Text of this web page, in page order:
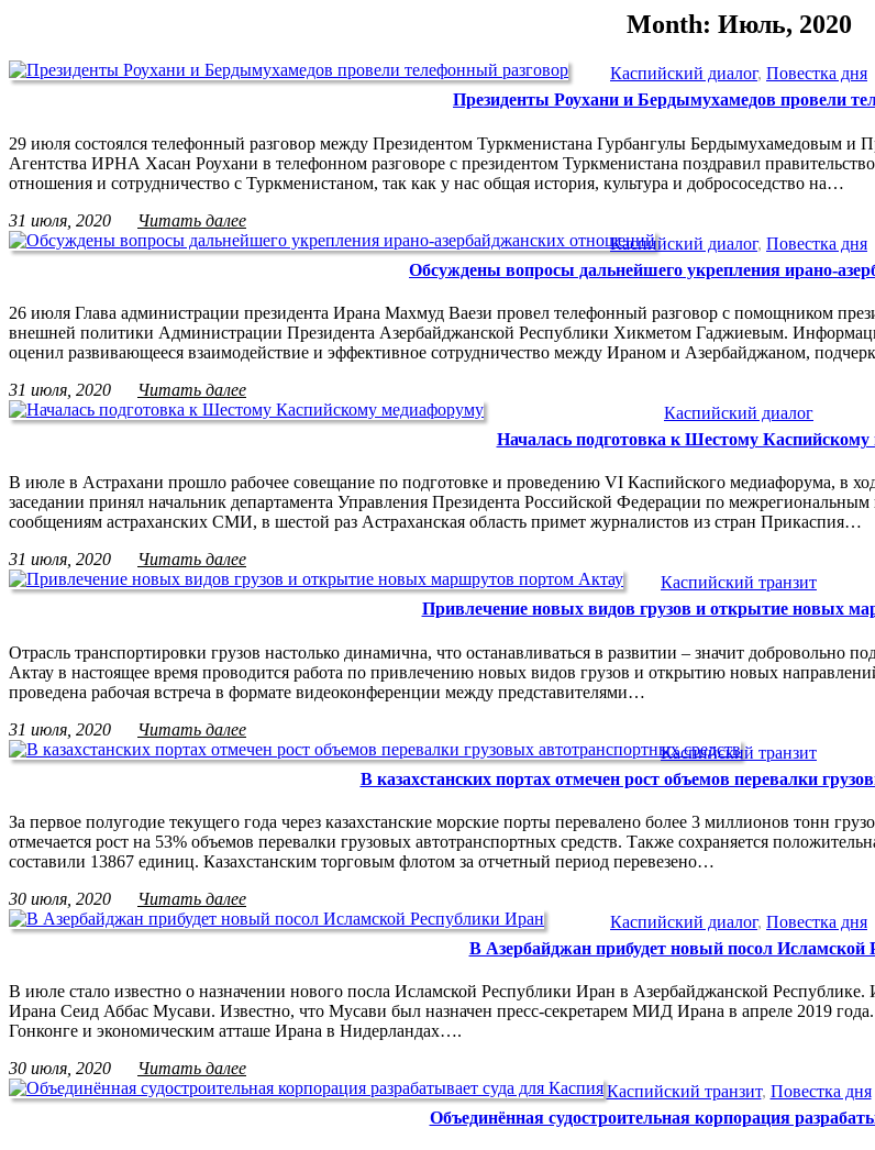
Month: Июль, 2020
Каспийский диалог, Повестка дня
Президенты Роухани и Бердымухамедов провели
29 июля состоялся телефонный разговор между Президентом Туркменистана Гурбангулы Бердымухамедовым
Агентства ИРНА Хасан Роухани в телефонном разговоре с президентом Туркменистана поздравил
отношения и сотрудничество с Туркменистаном, так как у нас общая история, культура и добрососедство на…
31 июля, 2020
Читать далее
Каспийский диалог, Повестка дня
Обсуждены вопросы дальнейшего укрепления ирано-
26 июля Глава администрации президента Ирана Махмуд Ваези провел телефонный разговор с помощником
внешней политики Администрации Президента Азербайджанской Республики Хикметом Гаджиевым.
оценил развивающееся взаимодействие и эффективное сотрудничество между Ираном и Азербайджаном,
31 июля, 2020
Читать далее
Каспийский диалог
Началась подготовка к Шестому
В июле в Астрахани прошло рабочее совещание по подготовке и проведению VI Каспийского медиафорума, в
заседании принял начальник департамента Управления Президента Российской Федерации по
сообщениям астраханских СМИ, в шестой раз Астраханская область примет журналистов из стран Прикаспия…
31 июля, 2020
Читать далее
Каспийский транзит
Привлечение новых видов грузов и открытие новых
Отрасль транспортировки грузов настолько динамична, что останавливаться в развитии – значит добровольно
Актау в настоящее время проводится работа по привлечению новых видов грузов и открытию новых
проведена рабочая встреча в формате видеоконференции между представителями…
31 июля, 2020
Читать далее
Каспийский транзит
В казахстанских портах отмечен рост объемов перевалки
За первое полугодие текущего года через казахстанские морские порты перевалено более 3 миллионов тонн
отмечается рост на 53% объемов перевалки грузовых автотранспортных средств. Также сохраняется
составили 13867 единиц. Казахстанским торговым флотом за отчетный период перевезено…
30 июля, 2020
Читать далее
Каспийский диалог, Повестка дня
В Азербайджан прибудет новый посол Исламской
В июле стало известно о назначении нового посла Исламской Республики Иран в Азербайджанской
Ирана Сеид Аббас Мусави. Известно, что Мусави был назначен пресс-секретарем МИД Ирана в апреле 2019
Гонконге и экономическим атташе Ирана в Нидерландах….
30 июля, 2020
Читать далее
Каспийский транзит, Повестка дня
Объединённая судостроительная корпорация